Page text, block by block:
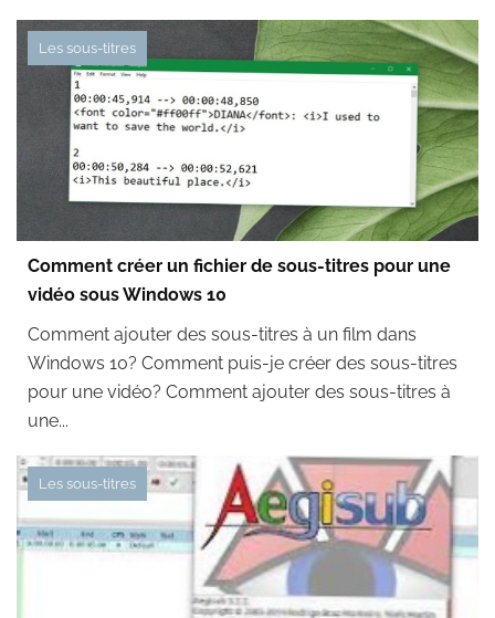
Les sous-titres
Comment créer un fichier de sous-titres pour une
vidéo sous Windows 10
Comment ajouter des sous-titres à un film dans
Windows 10? Comment puis-je créer des sous-titres
pour une vidéo? Comment ajouter des sous-titres à
une...
Les sous-titres